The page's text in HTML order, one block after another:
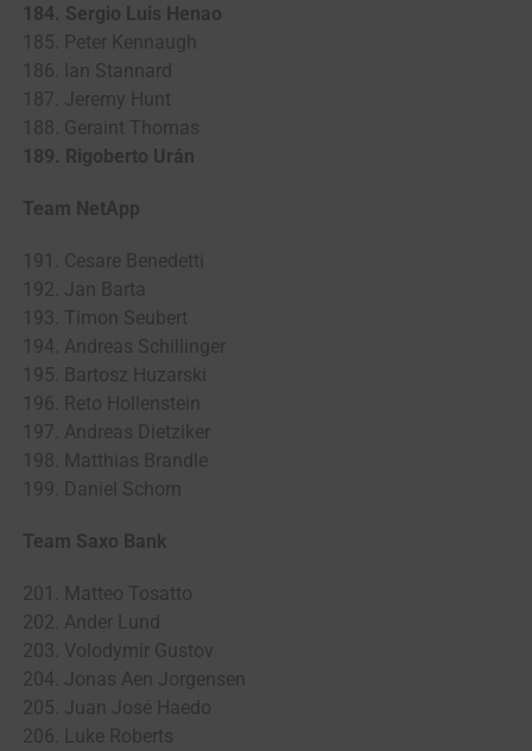
184. Sergio Luis Henao
185. Peter Kennaugh
186. Ian Stannard
187. Jeremy Hunt
188. Geraint Thomas
189. Rigoberto Urán
Team NetApp
191. Cesare Benedetti
192. Jan Barta
193. Timon Seubert
194. Andreas Schillinger
195. Bartosz Huzarski
196. Reto Hollenstein
197. Andreas Dietziker
198. Matthias Brandle
199. Daniel Schorn
Team Saxo Bank
201. Matteo Tosatto
202. Ander Lund
203. Volodymir Gustov
204. Jonas Aen Jorgensen
205. Juan José Haedo
206. Luke Roberts